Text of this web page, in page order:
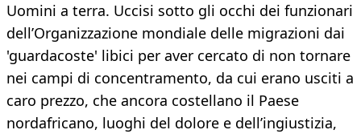
Uomini a terra. Uccisi sotto gli occhi dei funzionari
dell’Organizzazione mondiale delle migrazioni dai
'guardacoste' libici per aver cercato di non tornare
nei campi di concentramento, da cui erano usciti a
caro prezzo, che ancora costellano il Paese
nordafricano, luoghi del dolore e dell’ingiustizia,